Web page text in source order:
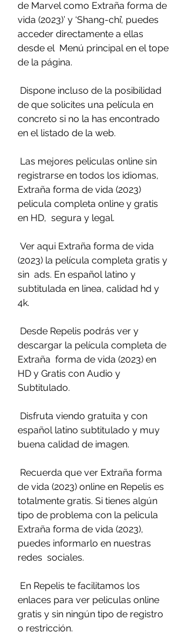
de Marvel como Extraña forma de
vida (2023)’ y ‘Shang-chi’, puedes
acceder directamente a ellas
desde el  Menú principal en el tope
de la página.
de que solicites una película en
concreto si no la has encontrado
en el listado de la web.
registrarse en todos los idiomas,
Extraña forma de vida (2023)
pelicula completa online y gratis
en HD,  segura y legal.
(2023) la película completa gratis y
sin  ads. En español latino y
subtitulada en linea, calidad hd y
4k.
descargar la película completa de
Extraña  forma de vida (2023) en
HD y Gratis con Audio y
Subtitulado.
español latino subtitulado y muy
buena calidad de imagen.
de vida (2023) online en Repelis es
totalmente gratis. Si tienes algún
tipo de problema con la pelicula
Extraña forma de vida (2023),
puedes informarlo en nuestras
redes  sociales.
enlaces para ver peliculas online
gratis y sin ningún tipo de registro
o restricción.